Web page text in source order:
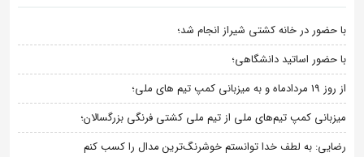
با حضور در خانه کشتی شیراز انجام شد؛
با حضور اساتید دانشگاهی؛
از روز 19 مردادماه و به میزبانی کمپ تیم های ملی؛
میزبانی کمپ تیم‌های ملی از تیم ملی کشتی فرنگی بزرگسالان؛
رضایی: به لطف خدا توانستم خوشرنگ‌ترین مدال را کسب کنم